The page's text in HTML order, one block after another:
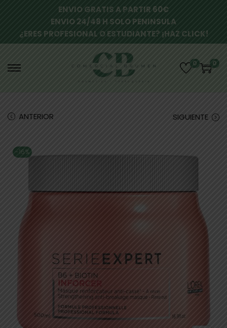
ENVIO GRATIS A PARTIR 60€
ENVIO 24/48 H SOLO PENINSULA
¿ERES PROFESIONAL O ESTUDIANTE? ¡HAZ CLICK!
0 0
ANTERIOR SIGUIENTE
-16%